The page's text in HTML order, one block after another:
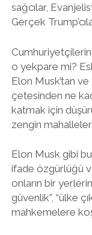
sağcılar,
Gerçek
Cumhuriyetçilerin
o yekpare mi?
Elon Musk’tan
çetesinden ne
katmak için
zengin
Elon Musk gibi
ifade özgürlüğü
onların bir
güvenlik”, “ülke
mahkemelere